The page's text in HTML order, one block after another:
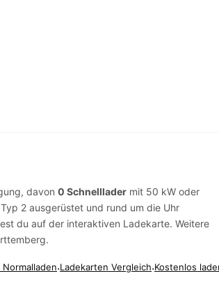
davon 0 Schnelllader mit 50 kW oder
Typ 2 ausgerüstet und rund um die Uhr
du auf der interaktiven Ladekarte. Weitere
.
·Ladekarten Vergleich·Kostenlos